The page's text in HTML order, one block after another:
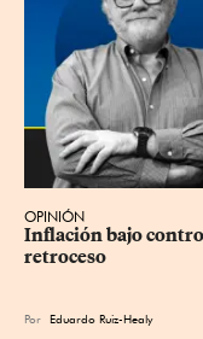
OPINIÓN
Inflación bajo
retroceso
Por Eduardo Ruiz-Healy